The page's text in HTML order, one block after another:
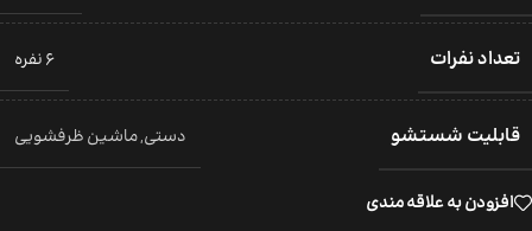
تعداد نفرات 6 نفره
قابلیت شستشو دستی,ماشین ظرفشویی
افزودن به علاقه مندی